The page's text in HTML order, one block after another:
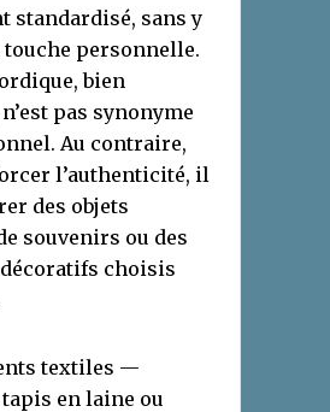
standardisé, sans y
touche personnelle.
bien
n’est pas synonyme
Au contraire,
l’authenticité, il
des objets
souvenirs ou des
choisis
textiles —
en laine ou